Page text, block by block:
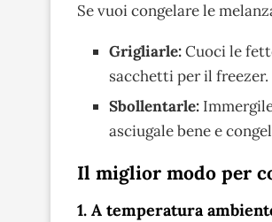
Se vuoi congelare le
Grigliarle:Cuoci le
sacchetti per il freezer.
Sbollentarle:
asciugale bene e
Il miglior modo per
1. A temperatura